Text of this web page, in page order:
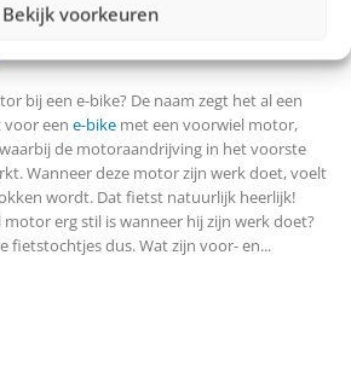
Bekijk voorkeuren
motor en midden motor
bij een e-bike? De naam zegt het al een
voor een e-bike met een voorwiel motor,
de motoraandrijving in het voorste
Wanneer deze motor zijn werk doet, voelt
wordt. Dat fietst natuurlijk heerlijk!
erg stil is wanneer hij zijn werk doet?
fietstochtjes dus. Wat zijn voor- en...